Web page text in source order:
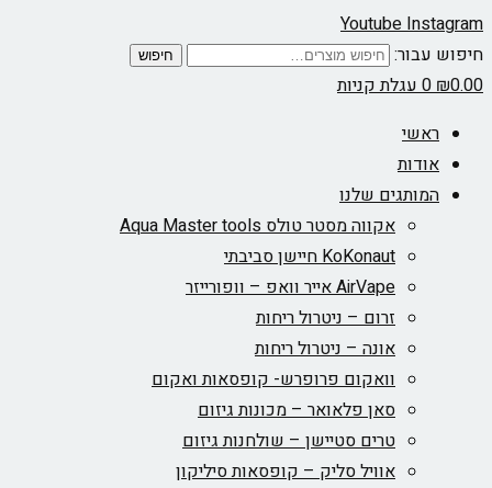
YoutubeInstagram
חיפוש עבור:
חיפוש
₪0.00
0עגלת קניות
ראשי
אודות
המותגים שלנו
אקווה מסטר טולס Aqua Master tools
KoKonaut חיישן סביבתי
AirVape אייר וואפ – וופורייזר
זרום – ניטרול ריחות
אונה – ניטרול ריחות
וואקום פרופרש- קופסאות ואקום
סאן פלאואר – מכונות גיזום
טרים סטיישן – שולחנות גיזום
אוויל סליק – קופסאות סיליקון